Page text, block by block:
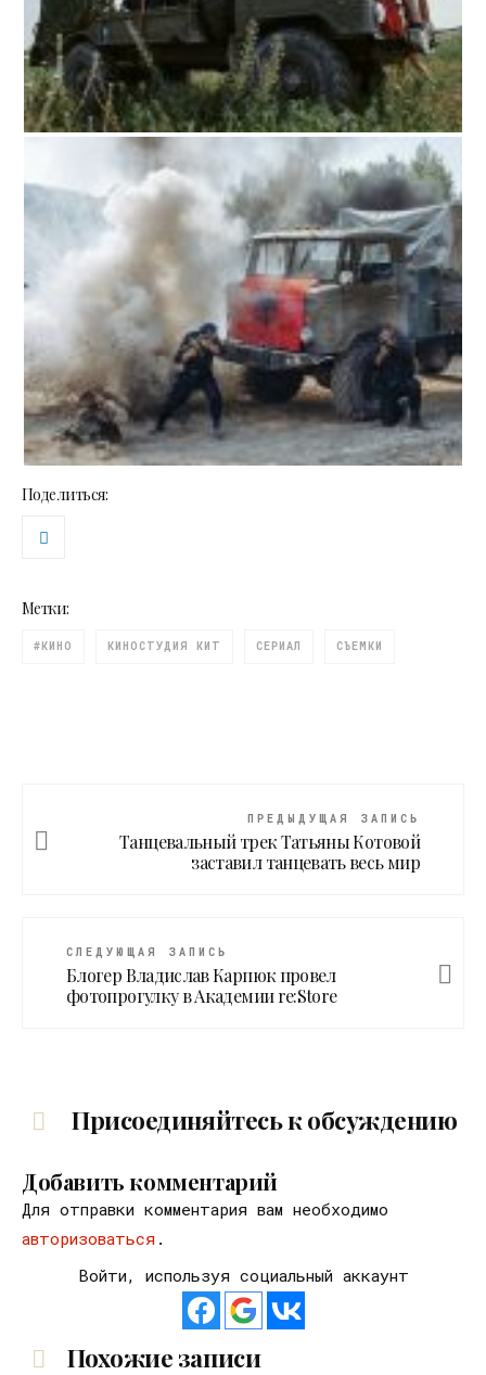
Поделиться:
Метки:
#КИНО КИНОСТУДИЯ КИТ СЕРИАЛ СЪЕМКИ
ПРЕДЫДУЩАЯ ЗАПИСЬ
Танцевальный трек Татьяны Котовой
заставил танцевать весь мир
СЛЕДУЮЩАЯ ЗАПИСЬ
Блогер Владислав Карпюк провел
фотопрогулку в Академии re:Store
Присоединяйтесь к обсуждению
Добавить комментарий
Для отправки комментария вам необходимо
авторизоваться .
Войти, используя социальный аккаунт
Похожие записи